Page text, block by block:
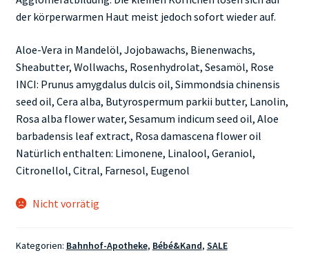
der körperwarmen Haut meist jedoch sofort wieder auf.
Aloe-Vera in Mandelöl, Jojobawachs, Bienenwachs,
Sheabutter, Wollwachs, Rosenhydrolat, Sesamöl, Rose
INCI: Prunus amygdalus dulcis oil, Simmondsia chinensis
seed oil, Cera alba, Butyrospermum parkii butter, Lanolin,
Rosa alba flower water, Sesamum indicum seed oil, Aloe
barbadensis leaf extract, Rosa damascena flower oil
Natürlich enthalten: Limonene, Linalool, Geraniol,
Citronellol, Citral, Farnesol, Eugenol
Nicht vorrätig
Kategorien: Bahnhof-Apotheke, Bébé&Kand, SALE